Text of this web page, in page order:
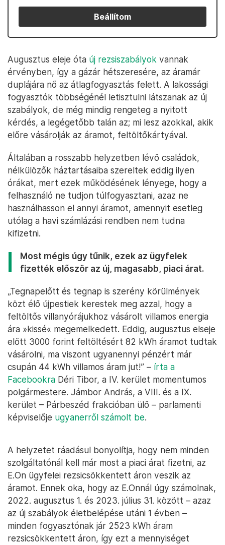
Beállítom
Augusztus eleje óta új rezsiszabályok vannak
érvényben, így a gázár hétszeresére, az áramár
duplájára nő az átlagfogyasztás felett. A lakossági
fogyasztók többségénél letisztulni látszanak az új
szabályok, de még mindig rengeteg a nyitott
kérdés, a legégetőbb talán az; mi lesz azokkal, akik
előre vásárolják az áramot, feltöltőkártyával.
Általában a rosszabb helyzetben lévő családok,
nélkülözők háztartásaiba szereltek eddig ilyen
órákat, mert ezek működésének lényege, hogy a
felhasználó ne tudjon túlfogyasztani, azaz ne
használhasson el annyi áramot, amennyit esetleg
utólag a havi számlázási rendben nem tudna
kifizetni.
Most mégis úgy tűnik, ezek az ügyfelek
fizették először az új, magasabb, piaci árat.
„Tegnapelőtt és tegnap is szerény körülmények
közt élő újpestiek kerestek meg azzal, hogy a
feltöltős villanyórájukhoz vásárolt villamos energia
ára »kissé« megemelkedett. Eddig, augusztus elseje
előtt 3000 forint feltöltésért 82 kWh áramot tudtak
vásárolni, ma viszont ugyanennyi pénzért már
csupán 44 kWh villamos áram jut!” – írta a
Facebookra Déri Tibor, a IV. kerület momentumos
polgármestere. Jámbor András, a VIII. és a IX.
kerület – Párbeszéd frakcióban ülő – parlamenti
képviselője ugyanerről számolt be.
A helyzetet ráadásul bonyolítja, hogy nem minden
szolgáltatónál kell már most a piaci árat fizetni, az
E.On ügyfelei rezsicsökkentett áron veszik az
áramot. Ennek oka, hogy az E.Onnál úgy számolnak,
2022. augusztus 1. és 2023. július 31. között – azaz
az új szabályok életbelépése utáni 1 évben –
minden fogyasztónak jár 2523 kWh áram
rezsicsökkentett áron, így ezt a mennyiséget